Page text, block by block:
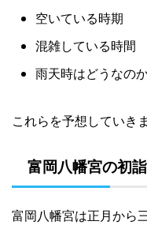
空いている時期
混雑している時間
雨天時はどうなの
これらを予想していきま
富岡八幡宮の初
富岡八幡宮は正月から